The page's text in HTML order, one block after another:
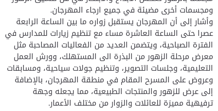
ومجسمات أخرى مضيئة في جميع ارجاء المهرجان.
وأشار إلى أن المهرجان يستقبل زواره ما بين الساعة الرابعة
عصرا حتى الساعة العاشرة مساء مع تنظيم زيارات للمدارس في
الفترة الصباحية، ويتضمن العديد من الفعاليات المصاحبة مثل
معرض مرحلة الزهور من البذرة الى المستهلك، وورش العمل
التعليمية، وجلسات التصوير، وتنظيم جولات سياحية، ومسابقات
وعروض على المسرح المقام في منطقة المهرجان، بالإضافة
إلى عرض للزهور والمنتجات الطبيعية، مما يجعله وجهة
ترفيهية مميزة للعائلات والزوار من مختلف الأعمار.